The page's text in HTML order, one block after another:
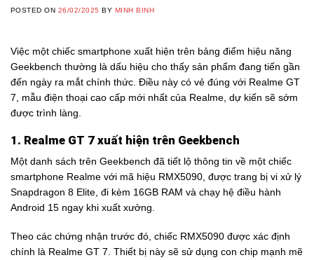
POSTED ON 26/02/2025 BY MINH BINH
Việc một chiếc smartphone xuất hiện trên bảng điểm hiệu năng
Geekbench thường là dấu hiệu cho thấy sản phẩm đang tiến gần
đến ngày ra mắt chính thức. Điều này có vẻ đúng với Realme GT
7, mẫu điện thoại cao cấp mới nhất của Realme, dự kiến sẽ sớm
được trình làng.
1. Realme GT 7 xuất hiện trên Geekbench
Một danh sách trên Geekbench đã tiết lộ thông tin về một chiếc
smartphone Realme với mã hiệu RMX5090, được trang bị vi xử lý
Snapdragon 8 Elite, đi kèm 16GB RAM và chạy hệ điều hành
Android 15 ngay khi xuất xưởng.
Theo các chứng nhận trước đó, chiếc RMX5090 được xác định
chính là Realme GT 7. Thiết bị này sẽ sử dụng con chip mạnh mẽ